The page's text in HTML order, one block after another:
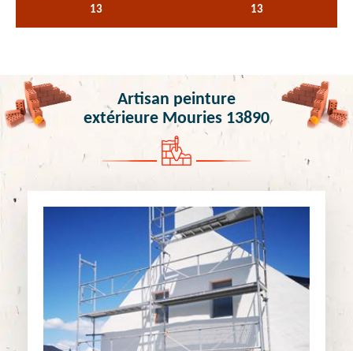
13
13
Artisan peinture
extérieure Mouries 13890